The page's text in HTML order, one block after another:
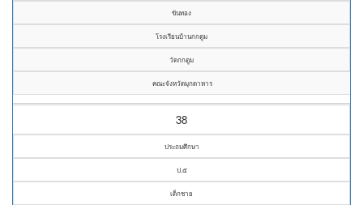
ขันทอง
โรงเรียนบ้านกกตูม
วัดกกตูม
คณะจังหวัดมุกดาหาร
38
ประถมศึกษา
ป.๕
เด็กชาย